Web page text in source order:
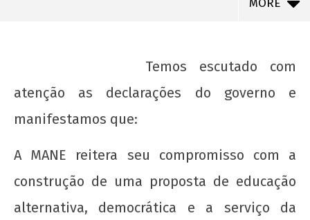
NOW VIEWING
Temos escutado com
atenção as declarações do governo e
manifestamos que:
A MANE reitera seu compromisso com a
construção de uma proposta de educação
alternativa, democrática e a serviço da